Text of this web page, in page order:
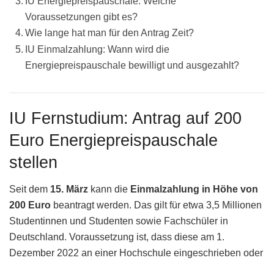
Voraussetzungen gibt es?
Wie lange hat man für den Antrag Zeit?
IU Einmalzahlung: Wann wird die
Energiepreispauschale bewilligt und ausgezahlt?
IU Fernstudium: Antrag auf 200
Euro Energiepreispauschale
stellen
Seit dem 15. März kann die Einmalzahlung in Höhe von
200 Euro beantragt werden. Das gilt für etwa 3,5 Millionen
Studentinnen und Studenten sowie Fachschüler in
Deutschland. Voraussetzung ist, dass diese am 1.
Dezember 2022 an einer Hochschule eingeschrieben oder